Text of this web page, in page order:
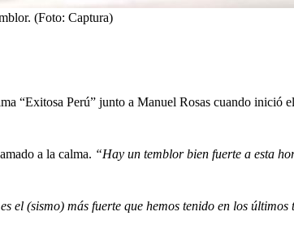
(Foto: Captura)
“Exitosa Perú” junto a Manuel Rosas cuando inició
a la calma. “Hay un temblor bien fuerte a esta
el (sismo) más fuerte que hemos tenido en los últimos